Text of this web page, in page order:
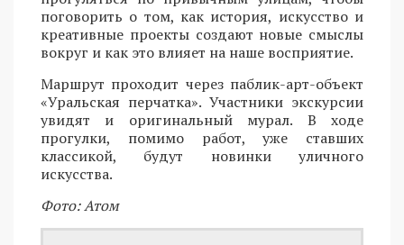
поговорить о том, как история, искусство и
креативные проекты создают новые смыслы
вокруг и как это влияет на наше восприятие.
Маршрут проходит через паблик-арт-объект
«Уральская перчатка». Участники экскурсии
увидят и оригинальный мурал. В ходе
прогулки, помимо работ, уже ставших
классикой, будут новинки уличного
искусства.
Фото: Атом